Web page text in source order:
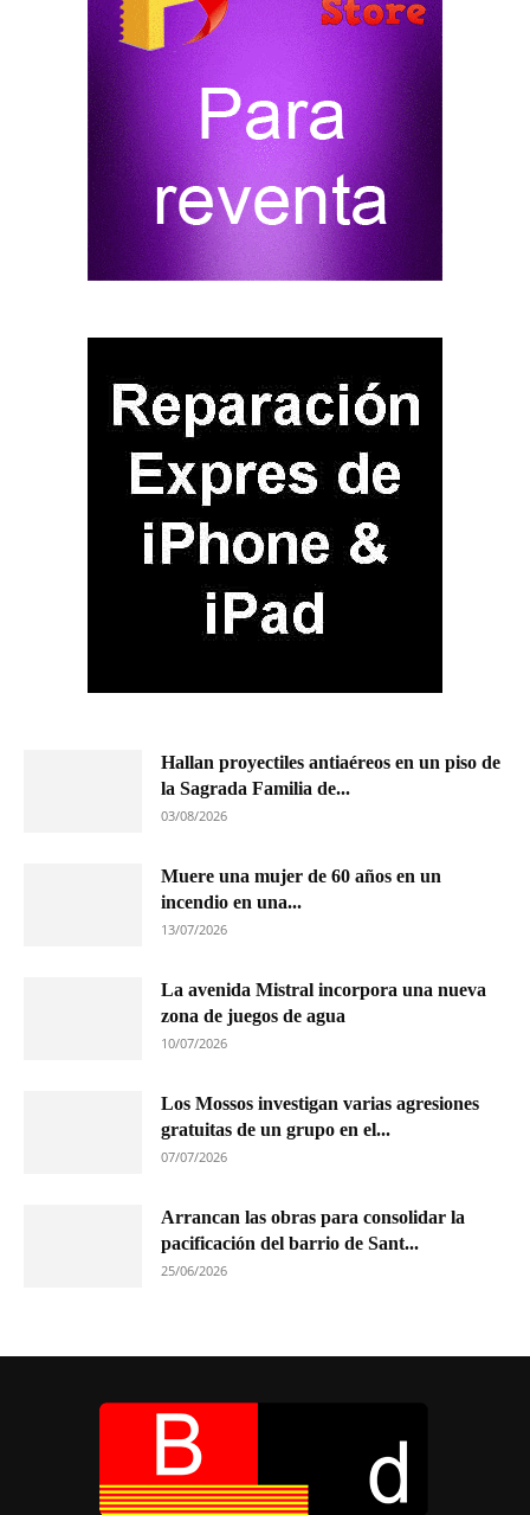
Hallan proyectiles antiaéreos en un piso de
la Sagrada Familia de...
03/08/2026
Muere una mujer de 60 años en un
incendio en una...
13/07/2026
La avenida Mistral incorpora una nueva
zona de juegos de agua
10/07/2026
Los Mossos investigan varias agresiones
gratuitas de un grupo en el...
07/07/2026
Arrancan las obras para consolidar la
pacificación del barrio de Sant...
25/06/2026